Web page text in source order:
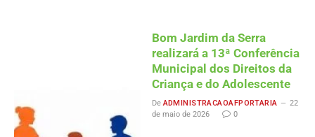
Bom Jardim da Serra
realizará a 13ª Conferência
Municipal dos Direitos da
Criança e do Adolescente
De ADMINISTRACAOAFPORTARIA
22
de maio de 2026
0